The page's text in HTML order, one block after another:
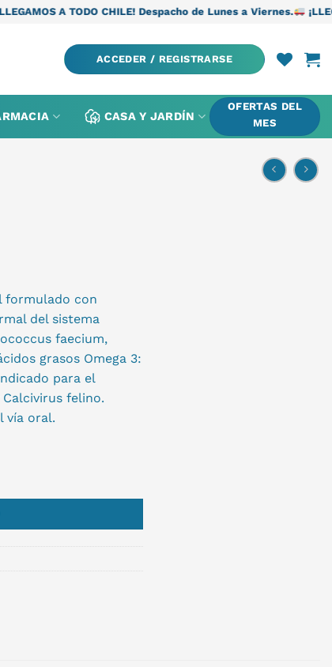
CHILE! Despacho de Lunes a Viernes. ¡LLEGAMOS A
ACCEDER / REGISTRARSE
CASA Y JARDÍN
OFERTAS DEL
MES
formulado con
del sistema
faecium,
grasos Omega 3:
para el
felino.
vía oral.